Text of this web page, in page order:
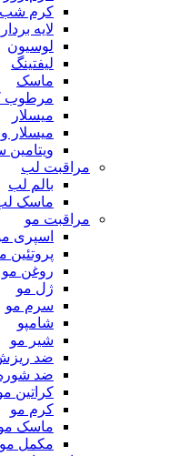
کرم شب
لایه بردار
لوسیون
لیفتینگ
ماسک
مرطوب
میسلار
میسلار
مراقبت لب
بالم لب
ماسک
مراقبت مو
اسپری
پروتئین
روغن مو
ژل مو
سرم مو
شامپو
شیر مو
ضد
ضد
کراتین
کرم مو
ماسک
مکمل مو